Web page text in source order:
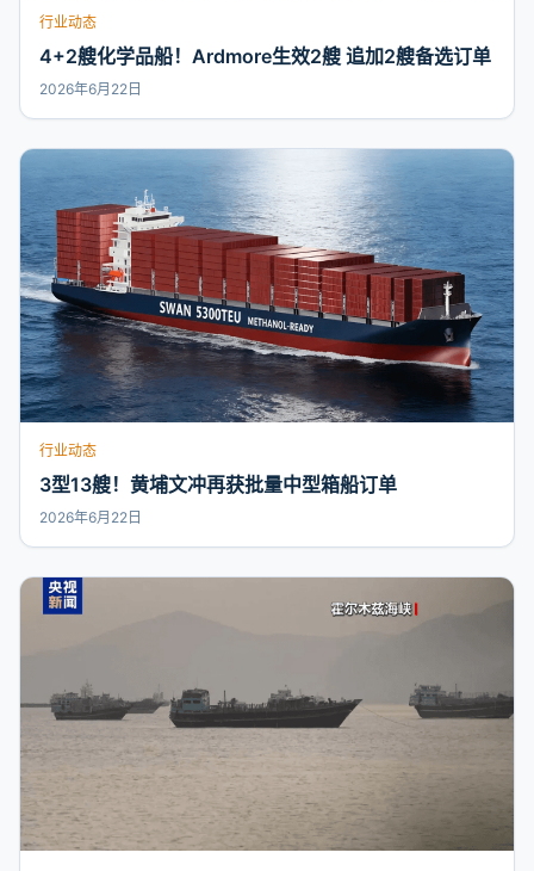
行业动态
4+2艘化学品船！Ardmore生效2艘 追加2艘备选订单
2026年6月22日
行业动态
3型13艘！黄埔文冲再获批量中型箱船订单
2026年6月22日